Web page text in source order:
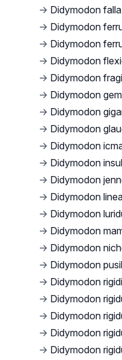
→ Didymodon
→ Didymodon
→ Didymodon
→ Didymodon
→ Didymodon
→ Didymodon
→ Didymodon
→ Didymodon
→ Didymodon
→ Didymodon
→ Didymodon
→ Didymodon
→ Didymodon
→ Didymodon
→ Didymodon
→ Didymodon
→ Didymodon
→ Didymodon
→ Didymodon
→ Didymodon
→ Didymodon